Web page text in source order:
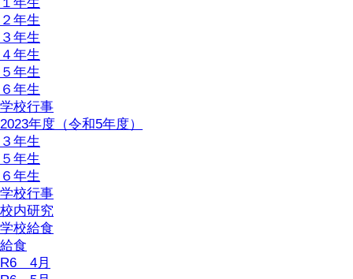
２年生
３年生
４年生
５年生
６年生
学校行事
2023年度（令和5年度）
３年生
５年生
６年生
学校行事
校内研究
学校給食
給食
R6 4月